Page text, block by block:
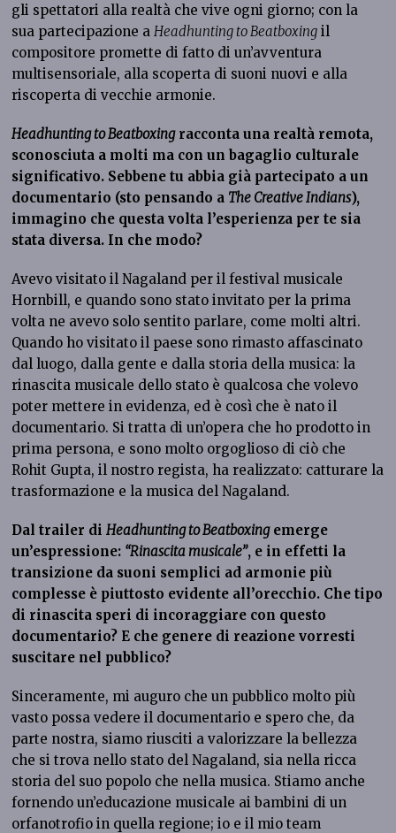
gli spettatori alla realtà che vive ogni giorno; con la
sua partecipazione aHeadhunting to Beatboxing il
compositore promette di fatto di un’avventura
multisensoriale, alla scoperta di suoni nuovi e alla
riscoperta di vecchie armonie.
Headhunting to Beatboxingracconta una realtà remota,
sconosciuta a molti ma con un bagaglio culturale
significativo. Sebbene tu abbia già partecipato a un
documentario (sto pensando a The Creative Indians),
immagino che questa volta l’esperienza per te sia
stata diversa. In che modo?
Avevo visitato il Nagaland per il festival musicale
Hornbill, e quando sono stato invitato per la prima
volta ne avevo solo sentito parlare, come molti altri.
Quando ho visitato il paese sono rimasto affascinato
dal luogo, dalla gente e dalla storia della musica: la
rinascita musicale dello stato è qualcosa che volevo
poter mettere in evidenza, ed è così che è nato il
documentario. Si tratta di un’opera che ho prodotto in
prima persona, e sono molto orgoglioso di ciò che
Rohit Gupta, il nostro regista, ha realizzato: catturare la
trasformazione e la musica del Nagaland.
Dal trailer diHeadhunting to Beatboxingemerge
un’espressione: “Rinascita musicale”, e in effetti la
transizione da suoni semplici ad armonie più
complesse è piuttosto evidente all’orecchio. Che tipo
di rinascita speri di incoraggiare con questo
documentario? E che genere di reazione vorresti
suscitare nel pubblico?
Sinceramente, mi auguro che un pubblico molto più
vasto possa vedere il documentario e spero che, da
parte nostra, siamo riusciti a valorizzare la bellezza
che si trova nello stato del Nagaland, sia nella ricca
storia del suo popolo che nella musica. Stiamo anche
fornendo un’educazione musicale ai bambini di un
orfanotrofio in quella regione; io e il mio team